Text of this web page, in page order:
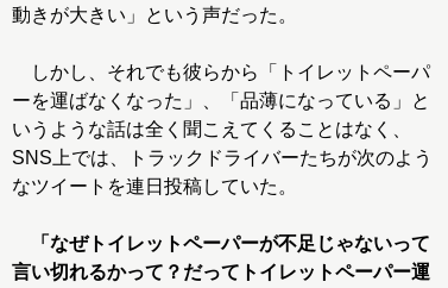
動きが大きい」という声だった。
しかし、それでも彼らから「トイレットペーパ
ーを運ばなくなった」、「品薄になっている」と
いうような話は全く聞こえてくることはなく、
SNS上では、トラックドライバーたちが次のよう
なツイートを連日投稿していた。
「なぜトイレットペーパーが不足じゃないって
言い切れるかって？だってトイレットペーパー運